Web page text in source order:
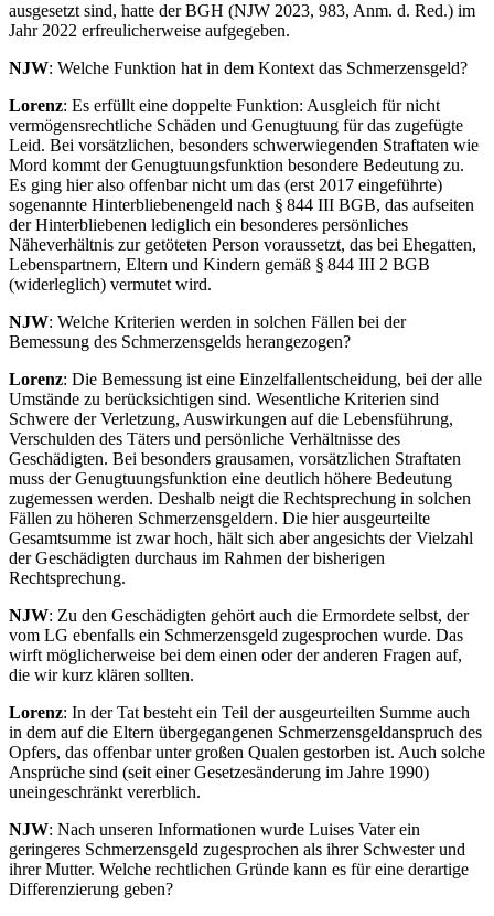
ausgesetzt sind, hatte der BGH (NJW 2023, 983, Anm. d. Red.) im
Jahr 2022 erfreulicherweise aufgegeben.
NJW: Welche Funktion hat in dem Kontext das Schmerzensgeld?
Lorenz: Es erfüllt eine doppelte Funktion: Ausgleich für nicht
vermögensrechtliche Schäden und Genugtuung für das zugefügte
Leid. Bei vorsätzlichen, besonders schwerwiegenden Straftaten wie
Mord kommt der Genugtuungsfunktion besondere Bedeutung zu.
Es ging hier also offenbar nicht um das (erst 2017 eingeführte)
sogenannte Hinterbliebenengeld nach § 844 III BGB, das aufseiten
der Hinterbliebenen lediglich ein besonderes persönliches
Näheverhältnis zur getöteten Person voraussetzt, das bei Ehegatten,
Lebenspartnern, Eltern und Kindern gemäß § 844 III 2 BGB
(widerleglich) vermutet wird.
NJW: Welche Kriterien werden in solchen Fällen bei der
Bemessung des Schmerzensgelds herangezogen?
Lorenz: Die Bemessung ist eine Einzelfallentscheidung, bei der alle
Umstände zu berücksichtigen sind. Wesentliche Kriterien sind
Schwere der Verletzung, Auswirkungen auf die Lebensführung,
Verschulden des Täters und persönliche Verhältnisse des
Geschädigten. Bei besonders grausamen, vorsätzlichen Straftaten
muss der Genugtuungsfunktion eine deutlich höhere Bedeutung
zugemessen werden. Deshalb neigt die Rechtsprechung in solchen
Fällen zu höheren Schmerzensgeldern. Die hier ausgeurteilte
Gesamtsumme ist zwar hoch, hält sich aber angesichts der Vielzahl
der Geschädigten durchaus im Rahmen der bisherigen
Rechtsprechung.
NJW: Zu den Geschädigten gehört auch die Ermordete selbst, der
vom LG ebenfalls ein Schmerzensgeld zugesprochen wurde. Das
wirft möglicherweise bei dem einen oder der anderen Fragen auf,
die wir kurz klären sollten.
Lorenz: In der Tat besteht ein Teil der ausgeurteilten Summe auch
in dem auf die Eltern übergegangenen Schmerzensgeldanspruch des
Opfers, das offenbar unter großen Qualen gestorben ist. Auch solche
Ansprüche sind (seit einer Gesetzesänderung im Jahre 1990)
uneingeschränkt vererblich.
NJW: Nach unseren Informationen wurde Luises Vater ein
geringeres Schmerzensgeld zugesprochen als ihrer Schwester und
ihrer Mutter. Welche rechtlichen Gründe kann es für eine derartige
Differenzierung geben?